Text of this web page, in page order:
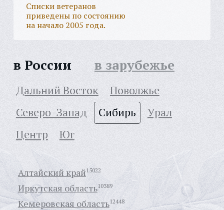
Списки ветеранов
приведены по состоянию
на начало 2005 года.
в России в зарубежье
Дальний Восток
Поволжье
Северо-Запад
Сибирь
Урал
Центр
Юг
Алтайский край15022
Иркутская область10389
Кемеровская область12448